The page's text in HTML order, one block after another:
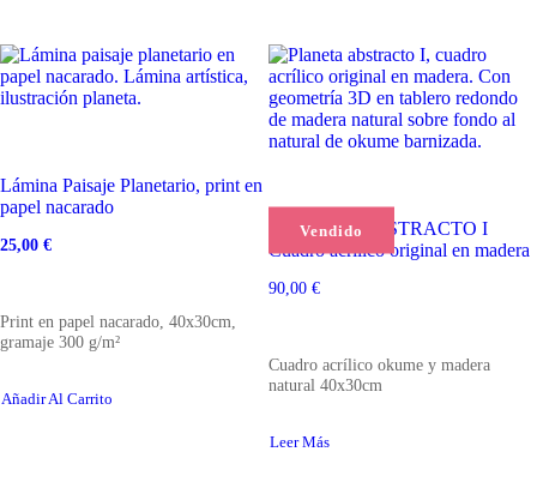
Lámina Paisaje Planetario, print en
papel nacarado
El
30,00 €.
25,00 €
El
25,00 €.
Print en papel nacarado, 40x30cm,
gramaje 300 g/m²
Añadir Al Carrito
Vendido
PLANETA ABSTRACTO I
Cuadro acrílico original en madera
90,00 €
Cuadro acrílico okume y madera
natural 40x30cm
Leer Más